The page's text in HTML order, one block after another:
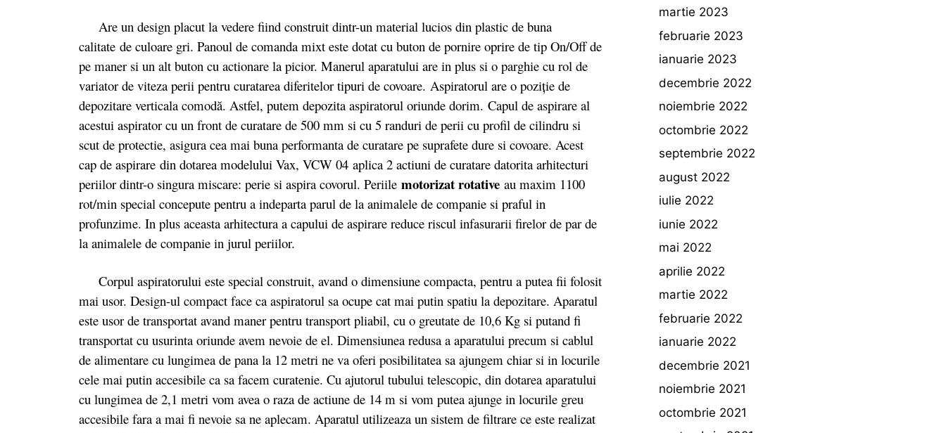
Are un design placut la vedere fiind construit dintr-un material lucios din plastic de buna
calitate de culoare gri. Panoul de comanda mixt este dotat cu buton de pornire oprire de tip On/Off de
pe maner si un alt buton cu actionare la picior. Manerul aparatului are in plus si o parghie cu rol de
variator de viteza perii pentru curatarea diferitelor tipuri de covoare. Aspiratorul are o poziţie de
depozitare verticala comodă. Astfel, putem depozita aspiratorul oriunde dorim. Capul de aspirare al
acestui aspirator cu un front de curatare de 500 mm si cu 5 randuri de perii cu profil de cilindru si
scut de protectie, asigura cea mai buna performanta de curatare pe suprafete dure si covoare. Acest
cap de aspirare din dotarea modelului Vax, VCW 04 aplica 2 actiuni de curatare datorita arhitecturi
periilor dintr-o singura miscare: perie si aspira covorul. Periile motorizat rotative au maxim 1100
rot/min special concepute pentru a indeparta parul de la animalele de companie si praful in
profunzime. In plus aceasta arhitectura a capului de aspirare reduce riscul infasurarii firelor de par de
la animalele de companie in jurul periilor.
Corpul aspiratorului este special construit, avand o dimensiune compacta, pentru a putea fii folosit
mai usor. Design-ul compact face ca aspiratorul sa ocupe cat mai putin spatiu la depozitare. Aparatul
este usor de transportat avand maner pentru transport pliabil, cu o greutate de 10,6 Kg si putand fi
transportat cu usurinta oriunde avem nevoie de el. Dimensiunea redusa a aparatului precum si cablul
de alimentare cu lungimea de pana la 12 metri ne va oferi posibilitatea sa ajungem chiar si in locurile
cele mai putin accesibile ca sa facem curatenie. Cu ajutorul tubului telescopic, din dotarea aparatului
cu lungimea de 2,1 metri vom avea o raza de actiune de 14 m si vom putea ajunge in locurile greu
accesibile fara a mai fi nevoie sa ne aplecam. Aparatul utilizeaza un sistem de filtrare ce este realizat
martie 2023
februarie 2023
ianuarie 2023
decembrie 2022
noiembrie 2022
octombrie 2022
septembrie 2022
august 2022
iulie 2022
iunie 2022
mai 2022
aprilie 2022
martie 2022
februarie 2022
ianuarie 2022
decembrie 2021
noiembrie 2021
octombrie 2021